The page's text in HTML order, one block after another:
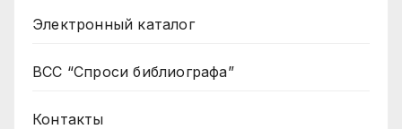
Электронный каталог
ВСС “Спроси библиографа”
Контакты